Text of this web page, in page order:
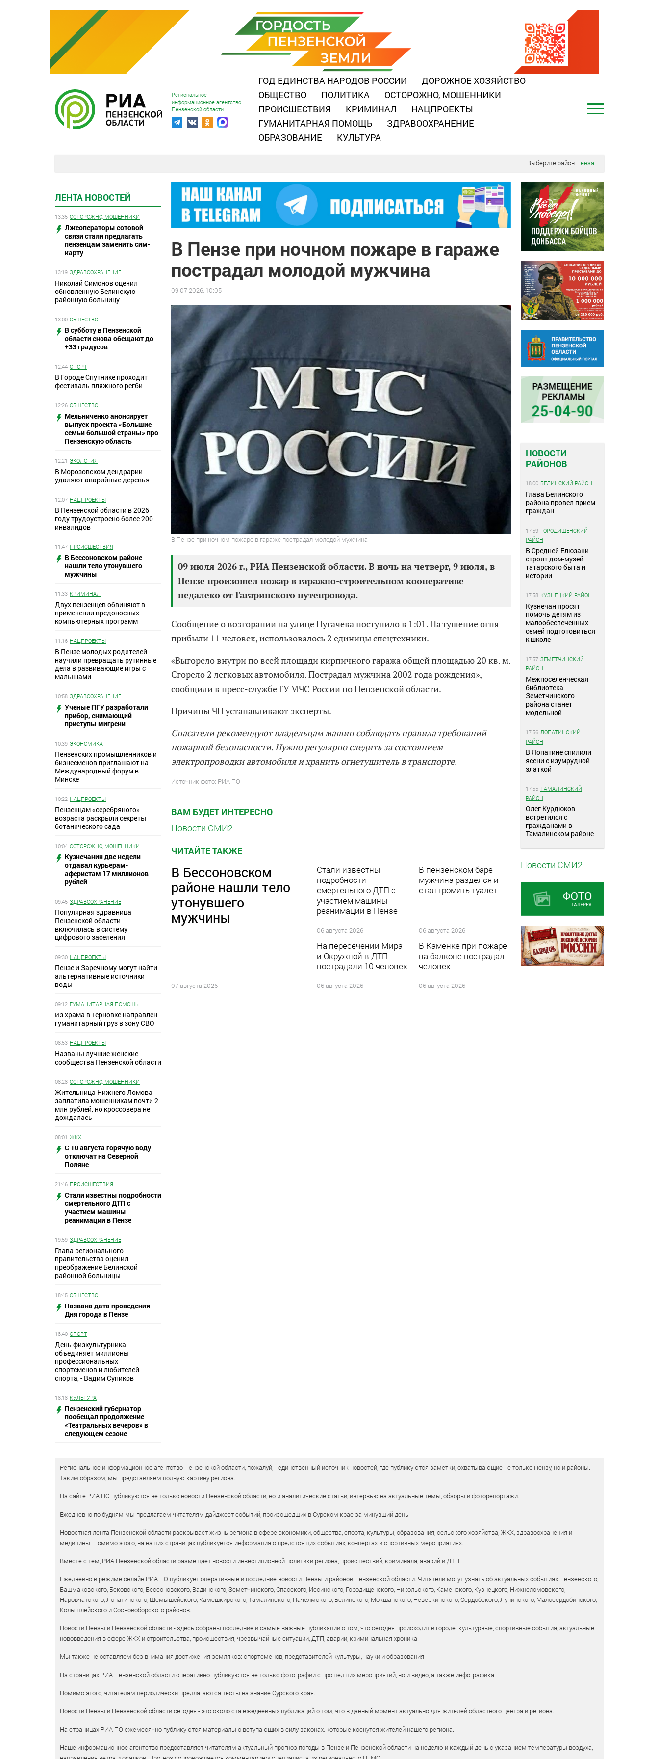
Региональное
информационное агентство
Пензенской области
ГОД ЕДИНСТВА НАРОДОВ РОССИИ
ДОРОЖНОЕ ХОЗЯЙСТВО
ОБЩЕСТВО
ПОЛИТИКА
ОСТОРОЖНО, МОШЕННИКИ
ПРОИСШЕСТВИЯ
КРИМИНАЛ
НАЦПРОЕКТЫ
ГУМАНИТАРНАЯ ПОМОЩЬ
ЗДРАВООХРАНЕНИЕ
ОБРАЗОВАНИЕ
КУЛЬТУРА
Выберите район Пенза
ЛЕНТА НОВОСТЕЙ
13:35 ОСТОРОЖНО, МОШЕННИКИ
Лжеоператоры сотовой
связи стали предлагать
пензенцам заменить сим-
карту
13:19 ЗДРАВООХРАНЕНИЕ
Николай Симонов оценил
обновленную Белинскую
районную больницу
13:00 ОБЩЕСТВО
В субботу в Пензенской
области снова обещают до
+33 градусов
12:44 СПОРТ
В Городе Спутнике проходит
фестиваль пляжного регби
12:26 ОБЩЕСТВО
Мельниченко анонсирует
выпуск проекта «Большие
семьи большой страны» про
Пензенскую область
12:21 ЭКОЛОГИЯ
В Морозовском дендрарии
удаляют аварийные деревья
12:07 НАЦПРОЕКТЫ
В Пензенской области в 2026
году трудоустроено более 200
инвалидов
11:47 ПРОИСШЕСТВИЯ
В Бессоновском районе
нашли тело утонувшего
мужчины
11:33 КРИМИНАЛ
Двух пензенцев обвиняют в
применении вредоносных
компьютерных программ
11:16 НАЦПРОЕКТЫ
В Пензе молодых родителей
научили превращать рутинные
дела в развивающие игры с
малышами
10:58 ЗДРАВООХРАНЕНИЕ
Ученые ПГУ разработали
прибор, снимающий
приступы мигрени
10:39 ЭКОНОМИКА
Пензенских промышленников и
бизнесменов приглашают на
Международный форум в
Минске
10:22 НАЦПРОЕКТЫ
Пензенцам «серебряного»
возраста раскрыли секреты
ботанического сада
10:04 ОСТОРОЖНО, МОШЕННИКИ
Кузнечанин две недели
отдавал курьерам-
аферистам 17 миллионов
рублей
09:45 ЗДРАВООХРАНЕНИЕ
Популярная здравница
Пензенской области
включилась в систему
цифрового заселения
09:30 НАЦПРОЕКТЫ
Пензе и Заречному могут найти
альтернативные источники
воды
09:12 ГУМАНИТАРНАЯ ПОМОЩЬ
Из храма в Терновке направлен
гуманитарный груз в зону СВО
08:53 НАЦПРОЕКТЫ
Названы лучшие женские
сообщества Пензенской области
08:28 ОСТОРОЖНО, МОШЕННИКИ
Жительница Нижнего Ломова
заплатила мошенникам почти 2
млн рублей, но кроссовера не
дождалась
08:01 ЖКХ
С 10 августа горячую воду
отключат на Северной
Поляне
21:46 ПРОИСШЕСТВИЯ
Стали известны подробности
смертельного ДТП с
участием машины
реанимации в Пензе
19:59 ЗДРАВООХРАНЕНИЕ
Глава регионального
правительства оценил
преображение Белинской
районной больницы
18:45 ОБЩЕСТВО
Названа дата проведения
Дня города в Пензе
18:40 СПОРТ
День физкультурника
объединяет миллионы
профессиональных
спортсменов и любителей
спорта, - Вадим Супиков
18:18 КУЛЬТУРА
Пензенский губернатор
пообещал продолжение
«Театральных вечеров» в
следующем сезоне
В Пензе при ночном пожаре в гараже
пострадал молодой мужчина
09.07.2026, 10:05
В Пензе при ночном пожаре в гараже пострадал молодой мужчина
09 июля 2026 г., РИА Пензенской области. В ночь на четверг, 9 июля, в
Пензе произошел пожар в гаражно-строительном кооперативе
недалеко от Гагаринского путепровода.
Сообщение о возгорании на улице Пугачева поступило в 1:01. На тушение огня
прибыли 11 человек, использовалось 2 единицы спецтехники.
«Выгорело внутри по всей площади кирпичного гаража общей площадью 20 кв. м.
Сгорело 2 легковых автомобиля. Пострадал мужчина 2002 года рождения», -
сообщили в пресс-службе ГУ МЧС России по Пензенской области.
Причины ЧП устанавливают эксперты.
Спасатели рекомендуют владельцам машин соблюдать правила требований
пожарной безопасности. Нужно регулярно следить за состоянием
электропроводки автомобиля и хранить огнетушитель в транспорте.
Источник фото: РИА ПО
ВАМ БУДЕТ ИНТЕРЕСНО
Новости СМИ2
ЧИТАЙТЕ ТАКЖЕ
В Бессоновском
районе нашли тело
утонувшего
мужчины
07 августа 2026
Стали известны
подробности
смертельного ДТП с
участием машины
реанимации в Пензе
06 августа 2026
В пензенском баре
мужчина разделся и
стал громить туалет
06 августа 2026
На пересечении Мира
и Окружной в ДТП
пострадали 10 человек
06 августа 2026
В Каменке при пожаре
на балконе пострадал
человек
06 августа 2026
НОВОСТИ
РАЙОНОВ
18:00 БЕЛИНСКИЙ РАЙОН
Глава Белинского
района провел прием
граждан
17:59 ГОРОДИЩЕНСКИЙ
РАЙОН
В Средней Елюзани
строят дом-музей
татарского быта и
истории
17:58 КУЗНЕЦКИЙ РАЙОН
Кузнечан просят
помочь детям из
малообеспеченных
семей подготовиться
к школе
17:57 ЗЕМЕТЧИНСКИЙ
РАЙОН
Межпоселенческая
библиотека
Земетчинского
района станет
модельной
17:56 ЛОПАТИНСКИЙ
РАЙОН
В Лопатине спилили
ясени с изумрудной
златкой
17:55 ТАМАЛИНСКИЙ
РАЙОН
Олег Курдюков
встретился с
гражданами в
Тамалинском районе
Новости СМИ2
Региональное информационное агентство Пензенской области, пожалуй, - единственный источник новостей, где публикуются заметки, охватывающие не только Пензу, но и районы.
Таким образом, мы представляем полную картину региона.
На сайте РИА ПО публикуются не только новости Пензенской области, но и аналитические статьи, интервью на актуальные темы, обзоры и фоторепортажи.
Ежедневно по будням мы предлагаем читателям дайджест событий, произошедших в Сурском крае за минувший день.
Новостная лента Пензенской области раскрывает жизнь региона в сфере экономики, общества, спорта, культуры, образования, сельского хозяйства, ЖКХ, здравоохранения и
медицины. Помимо этого, на наших страницах публикуется информация о предстоящих событиях, концертах и спортивных мероприятиях.
Вместе с тем, РИА Пензенской области размещает новости инвестиционной политики региона, происшествий, криминала, аварий и ДТП.
Ежедневно в режиме онлайн РИА ПО публикует оперативные и последние новости Пензы и районов Пензенской области. Читатели могут узнать об актуальных событиях Пензенского,
Башмаковского, Бековского, Бессоновского, Вадинского, Земетчинского, Спасского, Иссинского, Городищенского, Никольского, Каменского, Кузнецкого, Нижнеломовского,
Наровчатского, Лопатинского, Шемышейского, Камешкирского, Тамалинского, Пачелмского, Белинского, Мокшанского, Неверкинского, Сердобского, Лунинского, Малосердобинского,
Колышлейского и Сосновоборского районов.
Новости Пензы и Пензенской области - здесь собраны последние и самые важные публикации о том, что сегодня происходит в городе: культурные, спортивные события, актуальные
нововведения в сфере ЖКХ и строительства, происшествия, чрезвычайные ситуации, ДТП, аварии, криминальная хроника.
Мы также не оставляем без внимания достижения земляков: спортсменов, представителей культуры, науки и образования.
На страницах РИА Пензенской области оперативно публикуются не только фотографии с прошедших мероприятий, но и видео, а также инфографика.
Помимо этого, читателям периодически предлагаются тесты на знание Сурского края.
Новости Пензы и Пензенской области сегодня - это около ста ежедневных публикаций о том, что в данный момент актуально для жителей областного центра и региона.
На страницах РИА ПО ежемесячно публикуются материалы о вступающих в силу законах, которые коснутся жителей нашего региона.
Наше информационное агентство предоставляет читателям актуальный прогноз погоды в Пензе и Пензенской области на неделю и каждый день с указанием температуры воздуха,